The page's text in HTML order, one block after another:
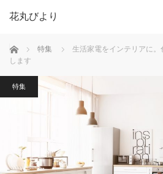
花丸びより
ホーム 特集
生活家電をインテリアに
します
特集